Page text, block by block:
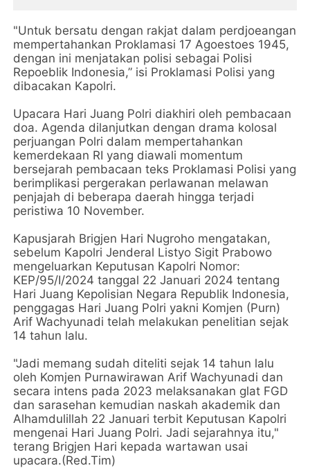
"Untuk bersatu dengan rakjat dalam perdjoeangan
mempertahankan Proklamasi 17 Agoestoes 1945,
dengan ini menjatakan polisi sebagai Polisi
Repoeblik Indonesia,” isi Proklamasi Polisi yang
dibacakan Kapolri.
Upacara Hari Juang Polri diakhiri oleh pembacaan
doa. Agenda dilanjutkan dengan drama kolosal
perjuangan Polri dalam mempertahankan
kemerdekaan RI yang diawali momentum
bersejarah pembacaan teks Proklamasi Polisi yang
berimplikasi pergerakan perlawanan melawan
penjajah di beberapa daerah hingga terjadi
peristiwa 10 November.
Kapusjarah Brigjen Hari Nugroho mengatakan,
sebelum Kapolri Jenderal Listyo Sigit Prabowo
mengeluarkan Keputusan Kapolri Nomor:
KEP/95/I/2024 tanggal 22 Januari 2024 tentang
Hari Juang Kepolisian Negara Republik Indonesia,
penggagas Hari Juang Polri yakni Komjen (Purn)
Arif Wachyunadi telah melakukan penelitian sejak
14 tahun lalu.
"Jadi memang sudah diteliti sejak 14 tahun lalu
oleh Komjen Purnawirawan Arif Wachyunadi dan
secara intens pada 2023 melaksanakan glat FGD
dan sarasehan kemudian naskah akademik dan
Alhamdulillah 22 Januari terbit Keputusan Kapolri
mengenai Hari Juang Polri. Jadi sejarahnya itu,"
terang Brigjen Hari kepada wartawan usai
upacara.(Red.Tim)